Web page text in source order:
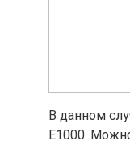
В данном
E1000.